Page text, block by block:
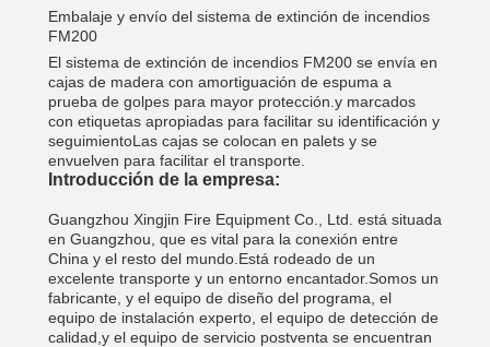
Embalaje y envío del sistema de extinción de incendios
FM200
El sistema de extinción de incendios FM200 se envía en
cajas de madera con amortiguación de espuma a
prueba de golpes para mayor protección.y marcados
con etiquetas apropiadas para facilitar su identificación y
seguimientoLas cajas se colocan en palets y se
envuelven para facilitar el transporte.
Introducción de la empresa:
Guangzhou Xingjin Fire Equipment Co., Ltd. está situada
en Guangzhou, que es vital para la conexión entre
China y el resto del mundo.Está rodeado de un
excelente transporte y un entorno encantador.Somos un
fabricante, y el equipo de diseño del programa, el
equipo de instalación experto, el equipo de detección de
calidad,y el equipo de servicio postventa se encuentran